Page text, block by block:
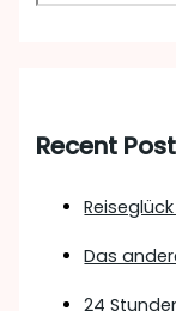
Recent
Das
24